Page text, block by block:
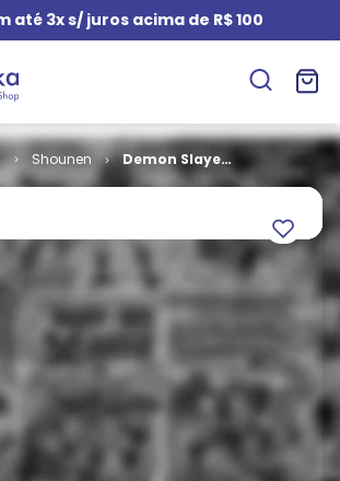
até 3x s/ juros acima de R$ 100
Shounen
Demon Slayer
- Kimetsu No